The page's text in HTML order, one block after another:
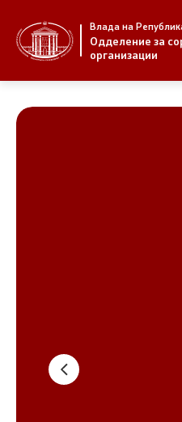
Влада на
Одделение за
организации
За нас
Регистар